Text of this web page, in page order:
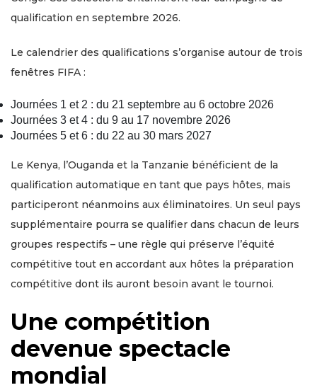
qualification en septembre 2026.
Le calendrier des qualifications s’organise autour de trois
fenêtres FIFA :
Journées 1 et 2 : du 21 septembre au 6 octobre 2026
Journées 3 et 4 : du 9 au 17 novembre 2026
Journées 5 et 6 : du 22 au 30 mars 2027
Le Kenya, l’Ouganda et la Tanzanie bénéficient de la
qualification automatique en tant que pays hôtes, mais
participeront néanmoins aux éliminatoires. Un seul pays
supplémentaire pourra se qualifier dans chacun de leurs
groupes respectifs – une règle qui préserve l’équité
compétitive tout en accordant aux hôtes la préparation
compétitive dont ils auront besoin avant le tournoi.
Une compétition
devenue spectacle
mondial